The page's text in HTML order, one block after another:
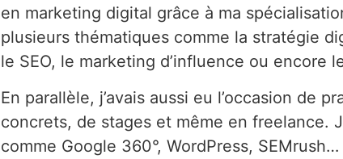
en marketing digital grâce à ma
plusieurs thématiques comme la stratégie
le SEO, le marketing d’influence ou encore
En parallèle, j’avais aussi eu l’occasion de
concrets, de stages et même en freelance.
comme Google 360°, WordPress,